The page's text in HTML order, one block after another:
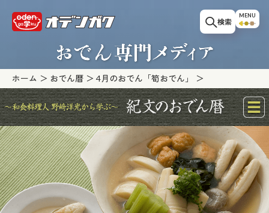
検索
MENU
ホーム おでん暦 4月のおでん「筍おでん」